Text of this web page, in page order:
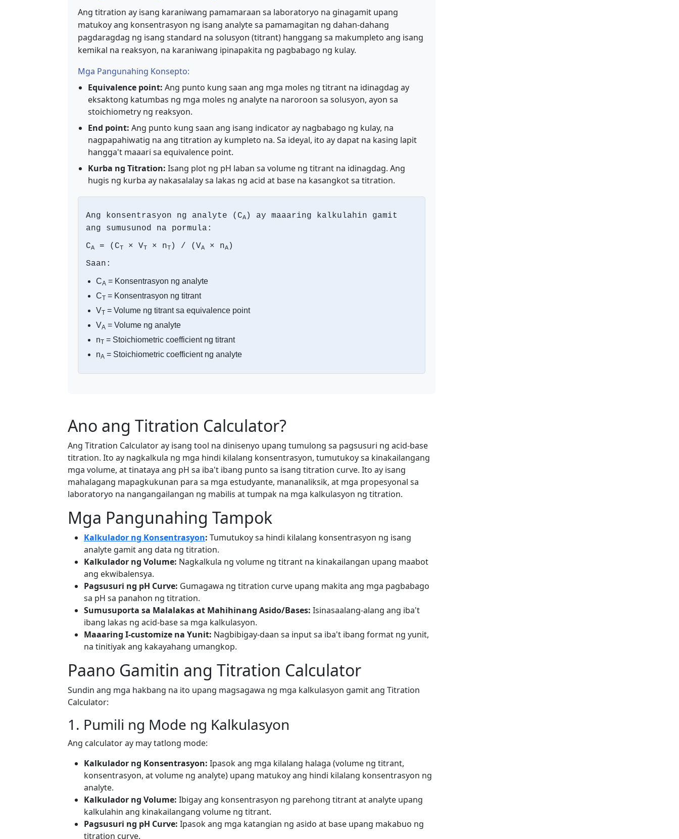
Ang titration ay isang karaniwang pamamaraan sa laboratoryo na ginagamit upang
matukoy ang konsentrasyon ng isang analyte sa pamamagitan ng dahan-dahang
pagdaragdag ng isang standard na solusyon (titrant) hanggang sa makumpleto ang isang
kemikal na reaksyon, na karaniwang ipinapakita ng pagbabago ng kulay.
Mga Pangunahing Konsepto:
Equivalence point: Ang punto kung saan ang mga moles ng titrant na idinagdag ay
eksaktong katumbas ng mga moles ng analyte na naroroon sa solusyon, ayon sa
stoichiometry ng reaksyon.
End point: Ang punto kung saan ang isang indicator ay nagbabago ng kulay, na
nagpapahiwatig na ang titration ay kumpleto na. Sa ideyal, ito ay dapat na kasing lapit
hangga't maaari sa equivalence point.
Kurba ng Titration: Isang plot ng pH laban sa volume ng titrant na idinagdag. Ang
hugis ng kurba ay nakasalalay sa lakas ng acid at base na kasangkot sa titration.
Ang konsentrasyon ng analyte (CA ) ay maaaring kalkulahin gamit
ang sumusunod na pormula:
CA = (CT × VT × nT ) / (VA × nA )
Saan:
CA = Konsentrasyon ng analyte
CT = Konsentrasyon ng titrant
VT = Volume ng titrant sa equivalence point
VA = Volume ng analyte
nT = Stoichiometric coefficient ng titrant
nA = Stoichiometric coefficient ng analyte
Ano ang Titration Calculator?
Ang Titration Calculator ay isang tool na dinisenyo upang tumulong sa pagsusuri ng acid-base
titration. Ito ay nagkalkula ng mga hindi kilalang konsentrasyon, tumutukoy sa kinakailangang
mga volume, at tinataya ang pH sa iba't ibang punto sa isang titration curve. Ito ay isang
mahalagang mapagkukunan para sa mga estudyante, mananaliksik, at mga propesyonal sa
laboratoryo na nangangailangan ng mabilis at tumpak na mga kalkulasyon ng titration.
Mga Pangunahing Tampok
Kalkulador ng Konsentrasyon: Tumutukoy sa hindi kilalang konsentrasyon ng isang
analyte gamit ang data ng titration.
Kalkulador ng Volume: Nagkalkula ng volume ng titrant na kinakailangan upang maabot
ang ekwibalensya.
Pagsusuri ng pH Curve: Gumagawa ng titration curve upang makita ang mga pagbabago
sa pH sa panahon ng titration.
Sumusuporta sa Malalakas at Mahihinang Asido/Bases: Isinasaalang-alang ang iba't
ibang lakas ng acid-base sa mga kalkulasyon.
Maaaring I-customize na Yunit: Nagbibigay-daan sa input sa iba't ibang format ng yunit,
na tinitiyak ang kakayahang umangkop.
Paano Gamitin ang Titration Calculator
Sundin ang mga hakbang na ito upang magsagawa ng mga kalkulasyon gamit ang Titration
Calculator:
1. Pumili ng Mode ng Kalkulasyon
Ang calculator ay may tatlong mode:
Kalkulador ng Konsentrasyon: Ipasok ang mga kilalang halaga (volume ng titrant,
konsentrasyon, at volume ng analyte) upang matukoy ang hindi kilalang konsentrasyon ng
analyte.
Kalkulador ng Volume: Ibigay ang konsentrasyon ng parehong titrant at analyte upang
kalkulahin ang kinakailangang volume ng titrant.
Pagsusuri ng pH Curve: Ipasok ang mga katangian ng asido at base upang makabuo ng
titration curve.